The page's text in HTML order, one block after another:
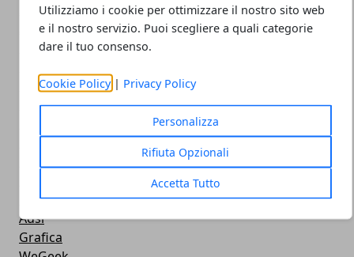
Utilizziamo i cookie per ottimizzare il nostro sito web
e il nostro servizio. Puoi scegliere a quali categorie
dare il tuo consenso.
Cookie Policy| Privacy Policy
Personalizza
Rifiuta Opzionali
Accetta Tutto
Streaming
Android
Musica
FaceBook
Google Maps
Hardware
Chat
Adsl
Grafica